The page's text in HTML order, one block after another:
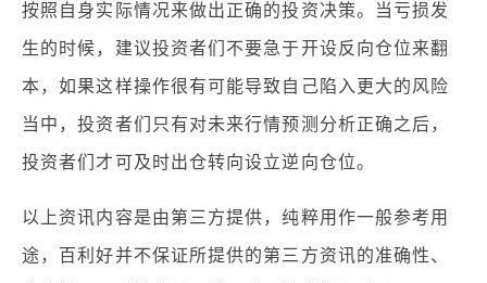
按照自身实际情况来做出正确的投资决策。当亏损发
生的时候，建议投资者们不要急于开设反向仓位来翻
本，如果这样操作很有可能导致自己陷入更大的风险
当中，投资者们只有对未来行情预测分析正确之后，
投资者们才可及时出仓转向设立逆向仓位。
以上资讯内容是由第三方提供，纯粹用作一般参考用
途，百利好并不保证所提供的第三方资讯的准确性、